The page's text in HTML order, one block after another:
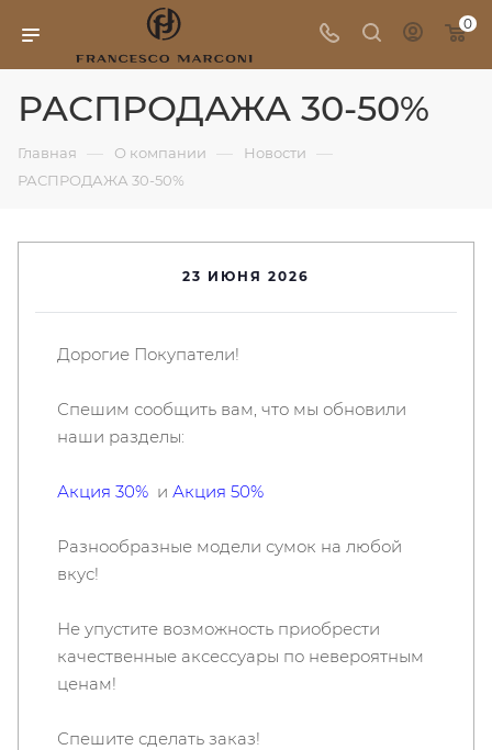
0
РАСПРОДАЖА 30-50%
Главная — О компании — Новости —
РАСПРОДАЖА 30-50%
23 ИЮНЯ 2026
Дорогие Покупатели!
Спешим сообщить вам, что мы обновили
наши разделы:
Акция 30% и Акция 50%
Разнообразные модели сумок на любой
вкус!
Не упустите возможность приобрести
качественные аксессуары по невероятным
ценам!
Спешите сделать заказ!